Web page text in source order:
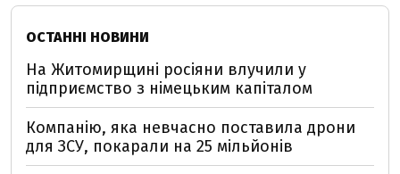
ОСТАННІ НОВИНИ
На Житомирщині росіяни влучили у
підприємство з німецьким капіталом
Компанію, яка невчасно поставила дрони
для ЗСУ, покарали на 25 мільйонів